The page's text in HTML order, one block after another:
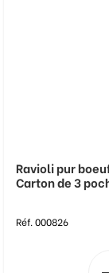
Ravioli pur
Carton de 3
Réf. 000826